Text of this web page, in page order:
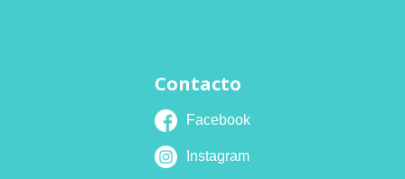
Contacto
Facebook
Instagram